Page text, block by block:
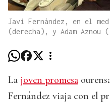
Javi Fernández, en el
(derecha), y Adam
La joven promesa
Fernández viaja con el